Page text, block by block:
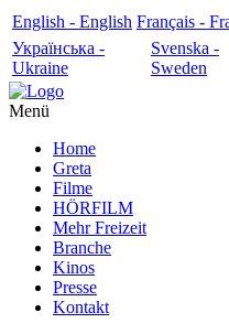
English - English Français -
Українська -
Ukraine
Svenska -
Sweden
Menü
Home
Greta
Filme
HÖRFILM
Mehr Freizeit
Branche
Kinos
Presse
Kontakt